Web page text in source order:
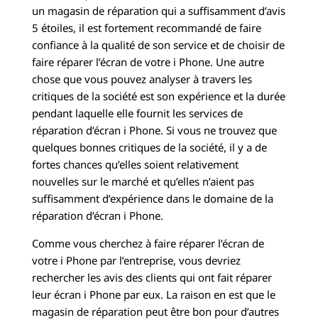
un magasin de réparation qui a suffisamment d’avis
5 étoiles, il est fortement recommandé de faire
confiance à la qualité de son service et de choisir de
faire réparer l’écran de votre i Phone. Une autre
chose que vous pouvez analyser à travers les
critiques de la société est son expérience et la durée
pendant laquelle elle fournit les services de
réparation d’écran i Phone. Si vous ne trouvez que
quelques bonnes critiques de la société, il y a de
fortes chances qu’elles soient relativement
nouvelles sur le marché et qu’elles n’aient pas
suffisamment d’expérience dans le domaine de la
réparation d’écran i Phone.
Comme vous cherchez à faire réparer l’écran de
votre i Phone par l’entreprise, vous devriez
rechercher les avis des clients qui ont fait réparer
leur écran i Phone par eux. La raison en est que le
magasin de réparation peut être bon pour d’autres